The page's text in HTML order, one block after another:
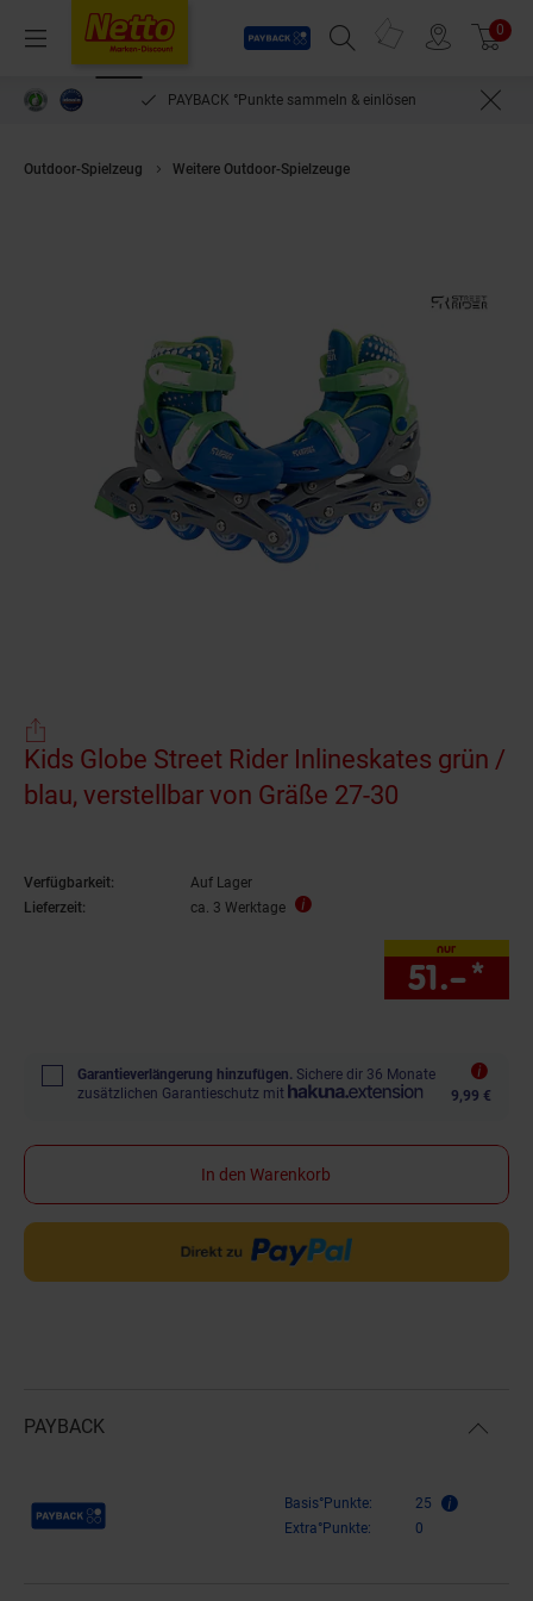
Menü
Payback
Suchfeld einblenden
Prospekte 0
PAYBACK °Punkte sammeln & einlösen
Outdoor-Spielzeug Weitere Outdoor-Spielzeuge
Kids Globe Street Rider Inlineskates grün /
blau, verstellbar von Gräße 27-30
Verfügbarkeit:
Auf Lager
Lieferzeit:
ca. 3 Werktage
nur
51.–*
Garantieverlängerung hinzufügen. Sichere dir 36 Monate
zusätzlichen Garantieschutz mit
9,99 €
In den Warenkorb
PAYBACK
Payback Punkte Basis°Punkte:
25
Extra°Punkte:
0